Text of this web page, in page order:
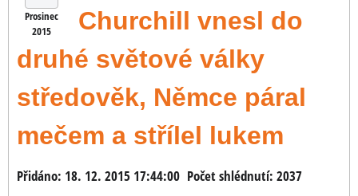
Prosinec
2015
Churchill vnesl do
druhé světové války
středověk, Němce páral
mečem a střílel lukem
Přidáno: 18. 12. 2015 17:44:00 Počet shlédnutí: 2037